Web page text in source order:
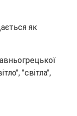
як
"світла",